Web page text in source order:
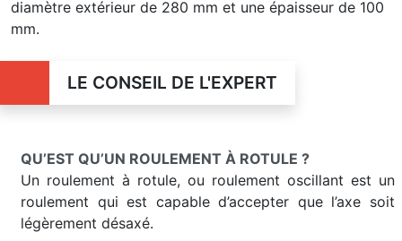
diamètre extérieur de 280 mm et une épaisseur de 100
mm.
LE CONSEIL DE L'EXPERT
QU’EST QU’UN ROULEMENT À ROTULE ?
Un roulement à rotule, ou roulement oscillant est un
roulement qui est capable d’accepter que l’axe soit
légèrement désaxé.